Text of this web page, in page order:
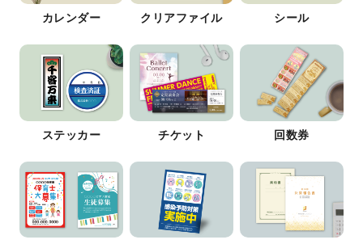
カレンダー クリアファイル シール
ステッカー チケット 回数券